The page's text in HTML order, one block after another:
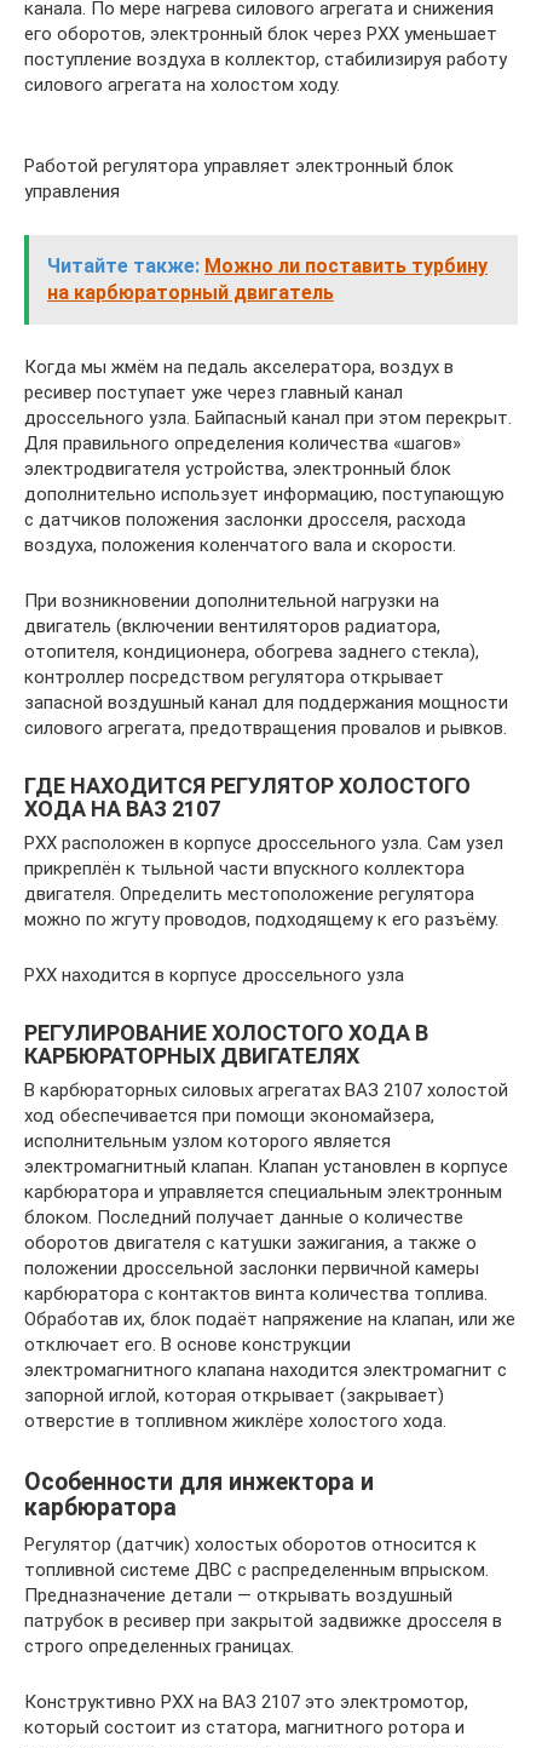
канала. По мере нагрева силового агрегата и снижения
его оборотов, электронный блок через РХХ уменьшает
поступление воздуха в коллектор, стабилизируя работу
силового агрегата на холостом ходу.
Работой регулятора управляет электронный блок
управления
Читайте также: Можно ли поставить турбину
на карбюраторный двигатель
Когда мы жмём на педаль акселератора, воздух в
ресивер поступает уже через главный канал
дроссельного узла. Байпасный канал при этом перекрыт.
Для правильного определения количества «шагов»
электродвигателя устройства, электронный блок
дополнительно использует информацию, поступающую
с датчиков положения заслонки дросселя, расхода
воздуха, положения коленчатого вала и скорости.
При возникновении дополнительной нагрузки на
двигатель (включении вентиляторов радиатора,
отопителя, кондиционера, обогрева заднего стекла),
контроллер посредством регулятора открывает
запасной воздушный канал для поддержания мощности
силового агрегата, предотвращения провалов и рывков.
ГДЕ НАХОДИТСЯ РЕГУЛЯТОР ХОЛОСТОГО
ХОДА НА ВАЗ 2107
РХХ расположен в корпусе дроссельного узла. Сам узел
прикреплён к тыльной части впускного коллектора
двигателя. Определить местоположение регулятора
можно по жгуту проводов, подходящему к его разъёму.
РХХ находится в корпусе дроссельного узла
РЕГУЛИРОВАНИЕ ХОЛОСТОГО ХОДА В
КАРБЮРАТОРНЫХ ДВИГАТЕЛЯХ
В карбюраторных силовых агрегатах ВАЗ 2107 холостой
ход обеспечивается при помощи экономайзера,
исполнительным узлом которого является
электромагнитный клапан. Клапан установлен в корпусе
карбюратора и управляется специальным электронным
блоком. Последний получает данные о количестве
оборотов двигателя с катушки зажигания, а также о
положении дроссельной заслонки первичной камеры
карбюратора с контактов винта количества топлива.
Обработав их, блок подаёт напряжение на клапан, или же
отключает его. В основе конструкции
электромагнитного клапана находится электромагнит с
запорной иглой, которая открывает (закрывает)
отверстие в топливном жиклёре холостого хода.
Особенности для инжектора и
карбюратора
Регулятор (датчик) холостых оборотов относится к
топливной системе ДВС с распределенным впрыском.
Предназначение детали — открывать воздушный
патрубок в ресивер при закрытой задвижке дросселя в
строго определенных границах.
Конструктивно РХХ на ВАЗ 2107 это электромотор,
который состоит из статора, магнитного ротора и